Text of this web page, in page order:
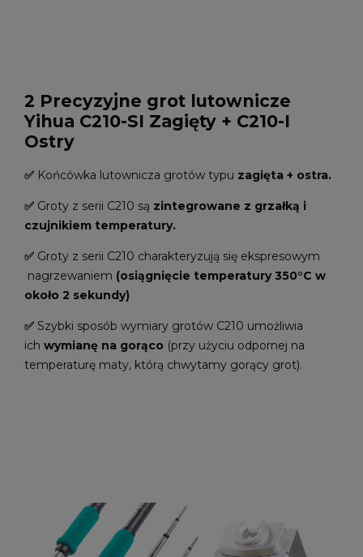
2 Precyzyjne grot lutownicze
Yihua C210-SI Zagięty + C210-I
Ostry
✅ Końcówka lutownicza grotów typu zagięta + ostra.
✅ Groty z serii C210 są zintegrowane z grzałką i
czujnikiem temperatury.
✅ Groty z serii C210 charakteryzują się ekspresowym
nagrzewaniem (osiągnięcie temperatury 350°C w
około 2 sekundy)
✅ Szybki sposób wymiary grotów C210 umożliwia
ich wymianę na gorąco (przy użyciu odpornej na
temperaturę maty, którą chwytamy gorący grot).